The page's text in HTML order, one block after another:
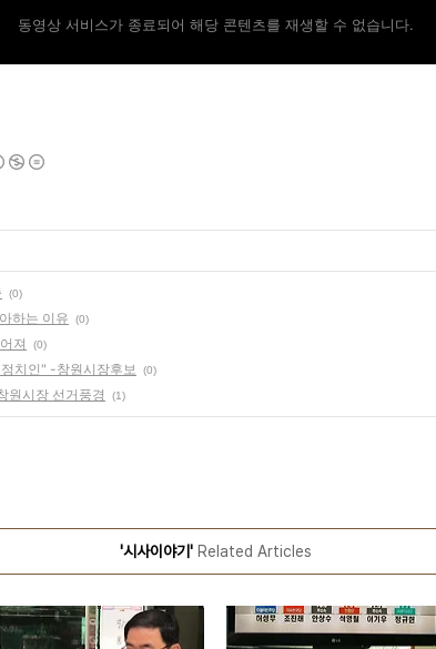
동영상 서비스가 종료되어 해당 콘텐츠를 재생할 수 없습니다.
(0)
하는 이유 (0)
져 (0)
치인" -창원시장후보 (0)
원시장 선거풍경 (1)
'시사이야기'Related Articles